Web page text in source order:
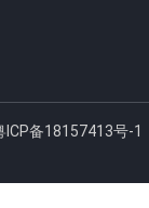
ICP备18157413号-1